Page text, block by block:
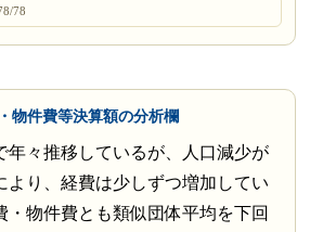
78
物件費等決算額の分析欄
年々推移しているが、人口減少が
より、経費は少しずつ増加してい
・物件費とも類似団体平均を下回